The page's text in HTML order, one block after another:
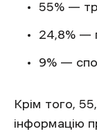
55% —
24,8% —
9% —
Крім того,
інформацію